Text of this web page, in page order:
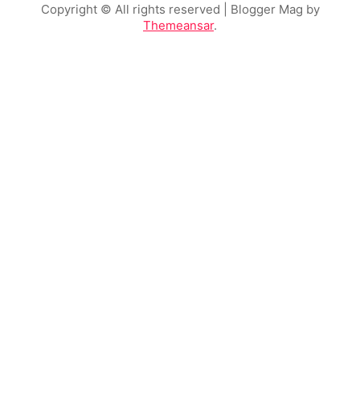
Copyright © All rights reserved | Blogger Mag by
Themeansar.